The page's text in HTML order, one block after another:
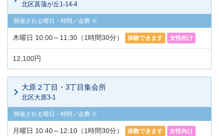
北区菖蒲が丘1-14-4
木曜日 10:00～11:30（1時間30分） 体験できます 女性向け
12,100円
大原２丁目・3丁目集会所
北区大原3-1
月曜日 10:40～12:10（1時間30分） 体験できます 女性向け